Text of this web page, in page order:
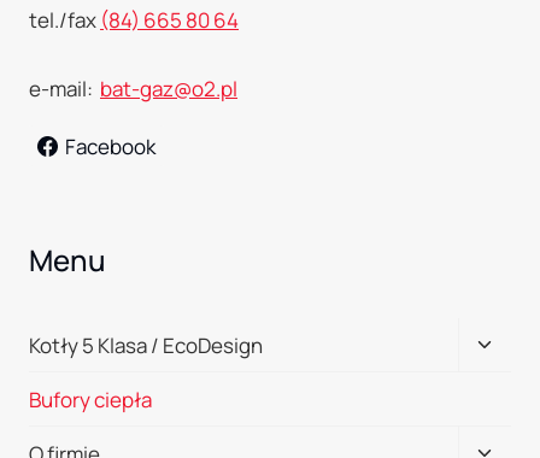
tel./fax (84) 665 80 64
e-mail: bat-gaz@o2.pl
Facebook
Menu
Kotły 5 Klasa / EcoDesign
Bufory ciepła